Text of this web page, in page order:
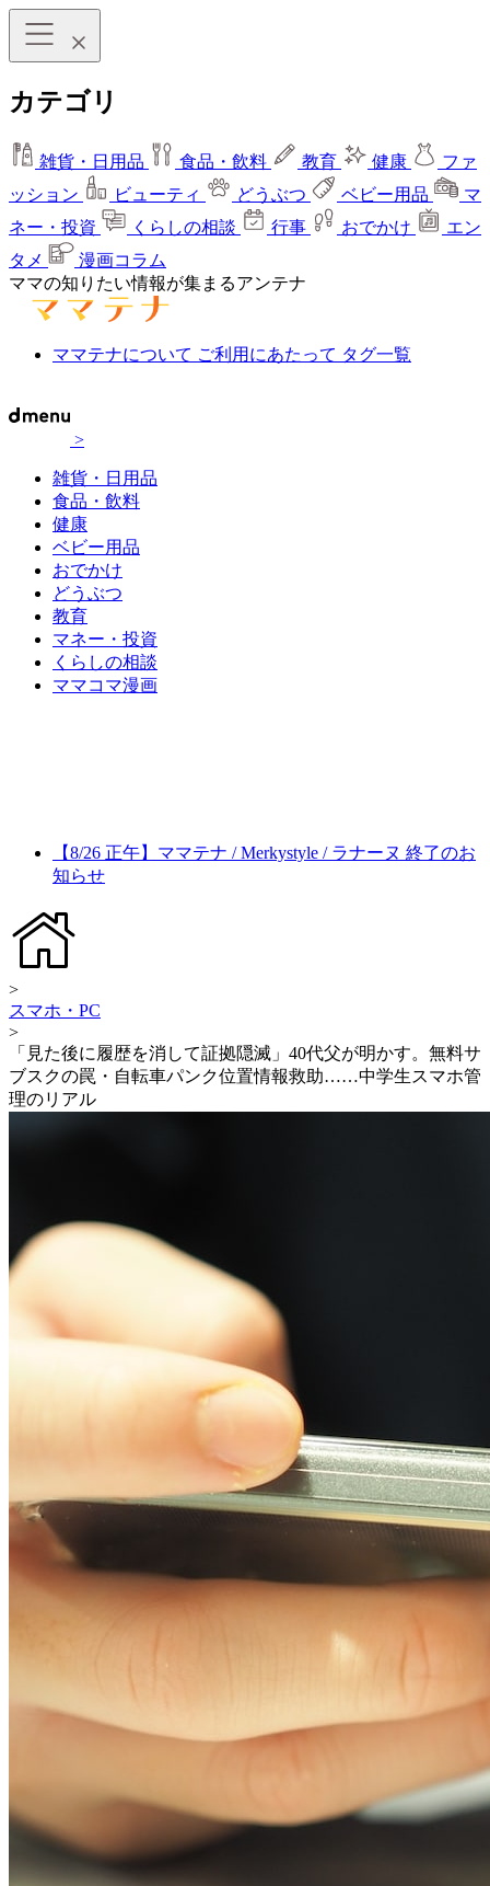
カテゴリ
雑貨・日用品 食品・飲料 教育 健康
ファ
ッション
ビューティ どうぶつ ベビー用品
マ
ネー・投資
くらしの相談 行事 おでかけ
エン
タメ
漫画コラム
ママの知りたい情報が集まるアンテナ
ママテナについて ご利用にあたって タグ一覧
>
雑貨・日用品
食品・飲料
健康
ベビー用品
おでかけ
どうぶつ
教育
マネー・投資
くらしの相談
ママコマ漫画
【8/26 正午】ママテナ / Merkystyle / ラナーヌ 終了のお
知らせ
>
スマホ・PC
>
「見た後に履歴を消して証拠隠滅」40代父が明かす。無料サ
ブスクの罠・自転車パンク位置情報救助……中学生スマホ管
理のリアル